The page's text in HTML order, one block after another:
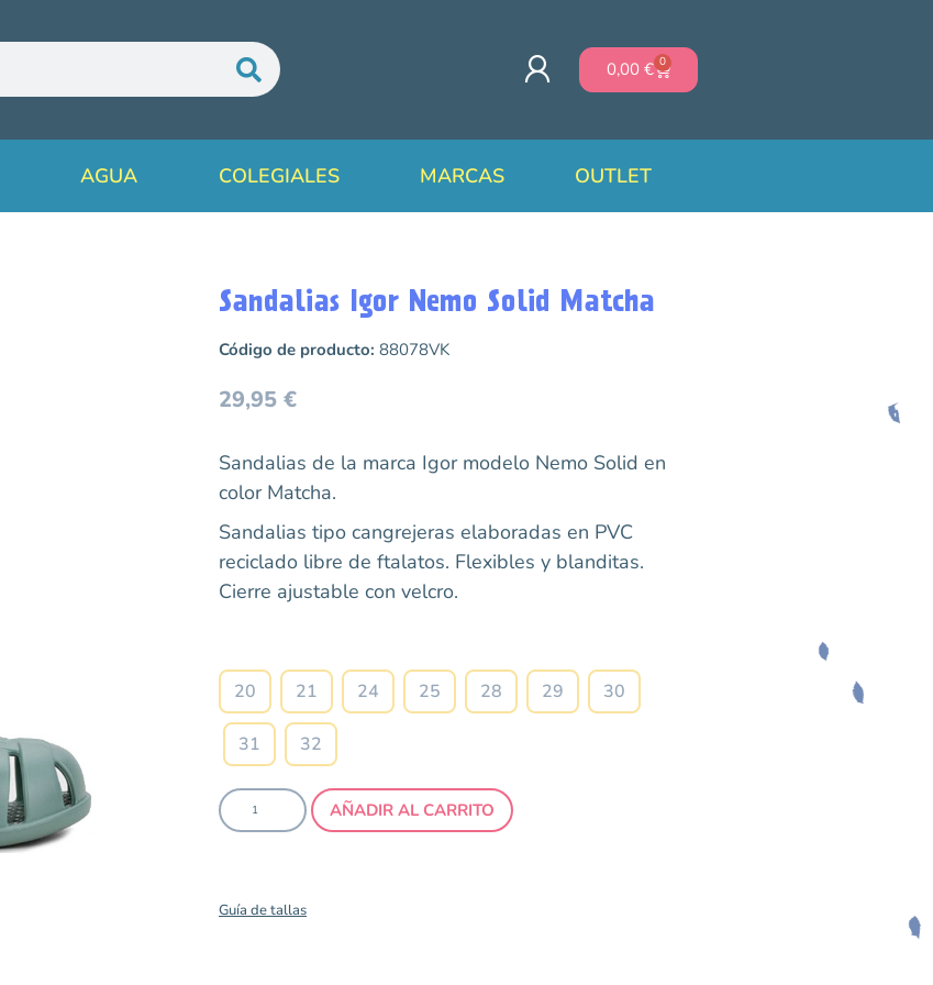
0,00 € 0
AGUA COLEGIALES MARCAS OUTLET
Sandalias Igor Nemo Solid Matcha
Código de producto: 88078VK
29,95 €
Sandalias de la marca Igor modelo Nemo Solid en
color Matcha.
Sandalias tipo cangrejeras elaboradas en PVC
reciclado libre de ftalatos. Flexibles y blanditas.
Cierre ajustable con velcro.
20 21 24 25 28 29 30
31 32
AÑADIR AL CARRITO
Guía de tallas